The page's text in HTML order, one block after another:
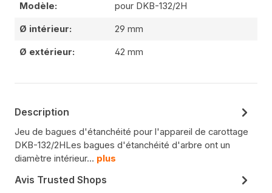
Modèle: pour DKB-132/2H
Ø intérieur: 29 mm
Ø extérieur: 42 mm
Description
Jeu de bagues d'étanchéité pour l'appareil de carottage
DKB-132/2HLes bagues d'étanchéité d'arbre ont un
diamètre intérieur… plus
Avis Trusted Shops